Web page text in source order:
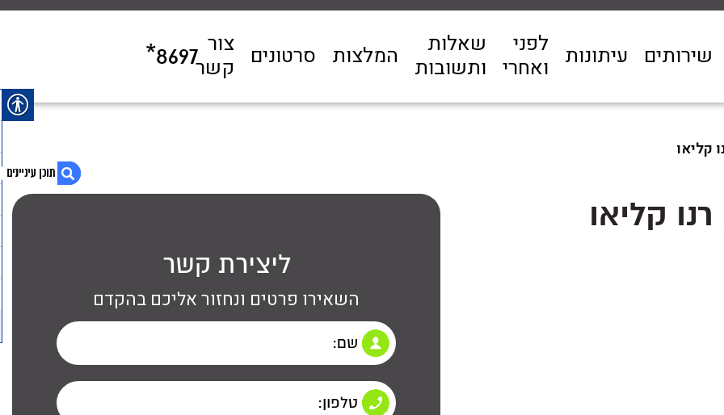
שירותים עיתונות לפני
ואחרי
שאלות
ותשובות
המלצות סרטונים
צור
קשר*8697
קליאו
קליאו
ליצירת קשר
השאירו פרטים ונחזור אליכם בהקדם